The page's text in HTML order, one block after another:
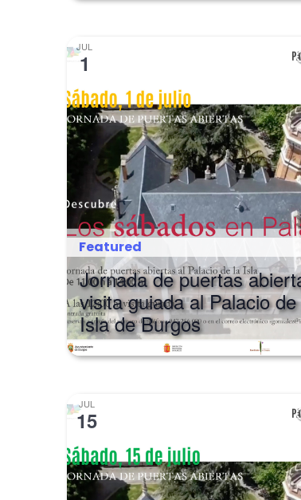
JUL
1
Featured
Jornada de puertas
visita guiada al Palacio
Isla de Burgos
JUL
15